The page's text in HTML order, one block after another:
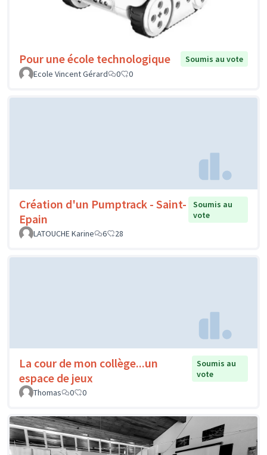
Pour une école technologique
Soumis au vote
Ecole Vincent Gérard
0 0
Création d'un Pumptrack - Saint-
Epain
Soumis au
vote
LATOUCHE Karine
6 28
La cour de mon collège...un
espace de jeux
Soumis au
vote
Thomas
0 0